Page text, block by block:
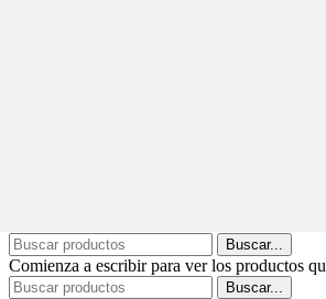
Buscar...
Comienza a escribir para ver los productos
Buscar...